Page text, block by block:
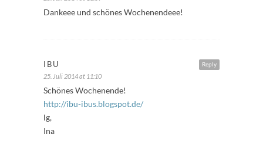
Dankeee und schönes Wochenendeee!
Reply
IBU
25. Juli 2014 at 11:10
Schönes Wochenende!
http://ibu-ibus.blogspot.de/
lg,
Ina